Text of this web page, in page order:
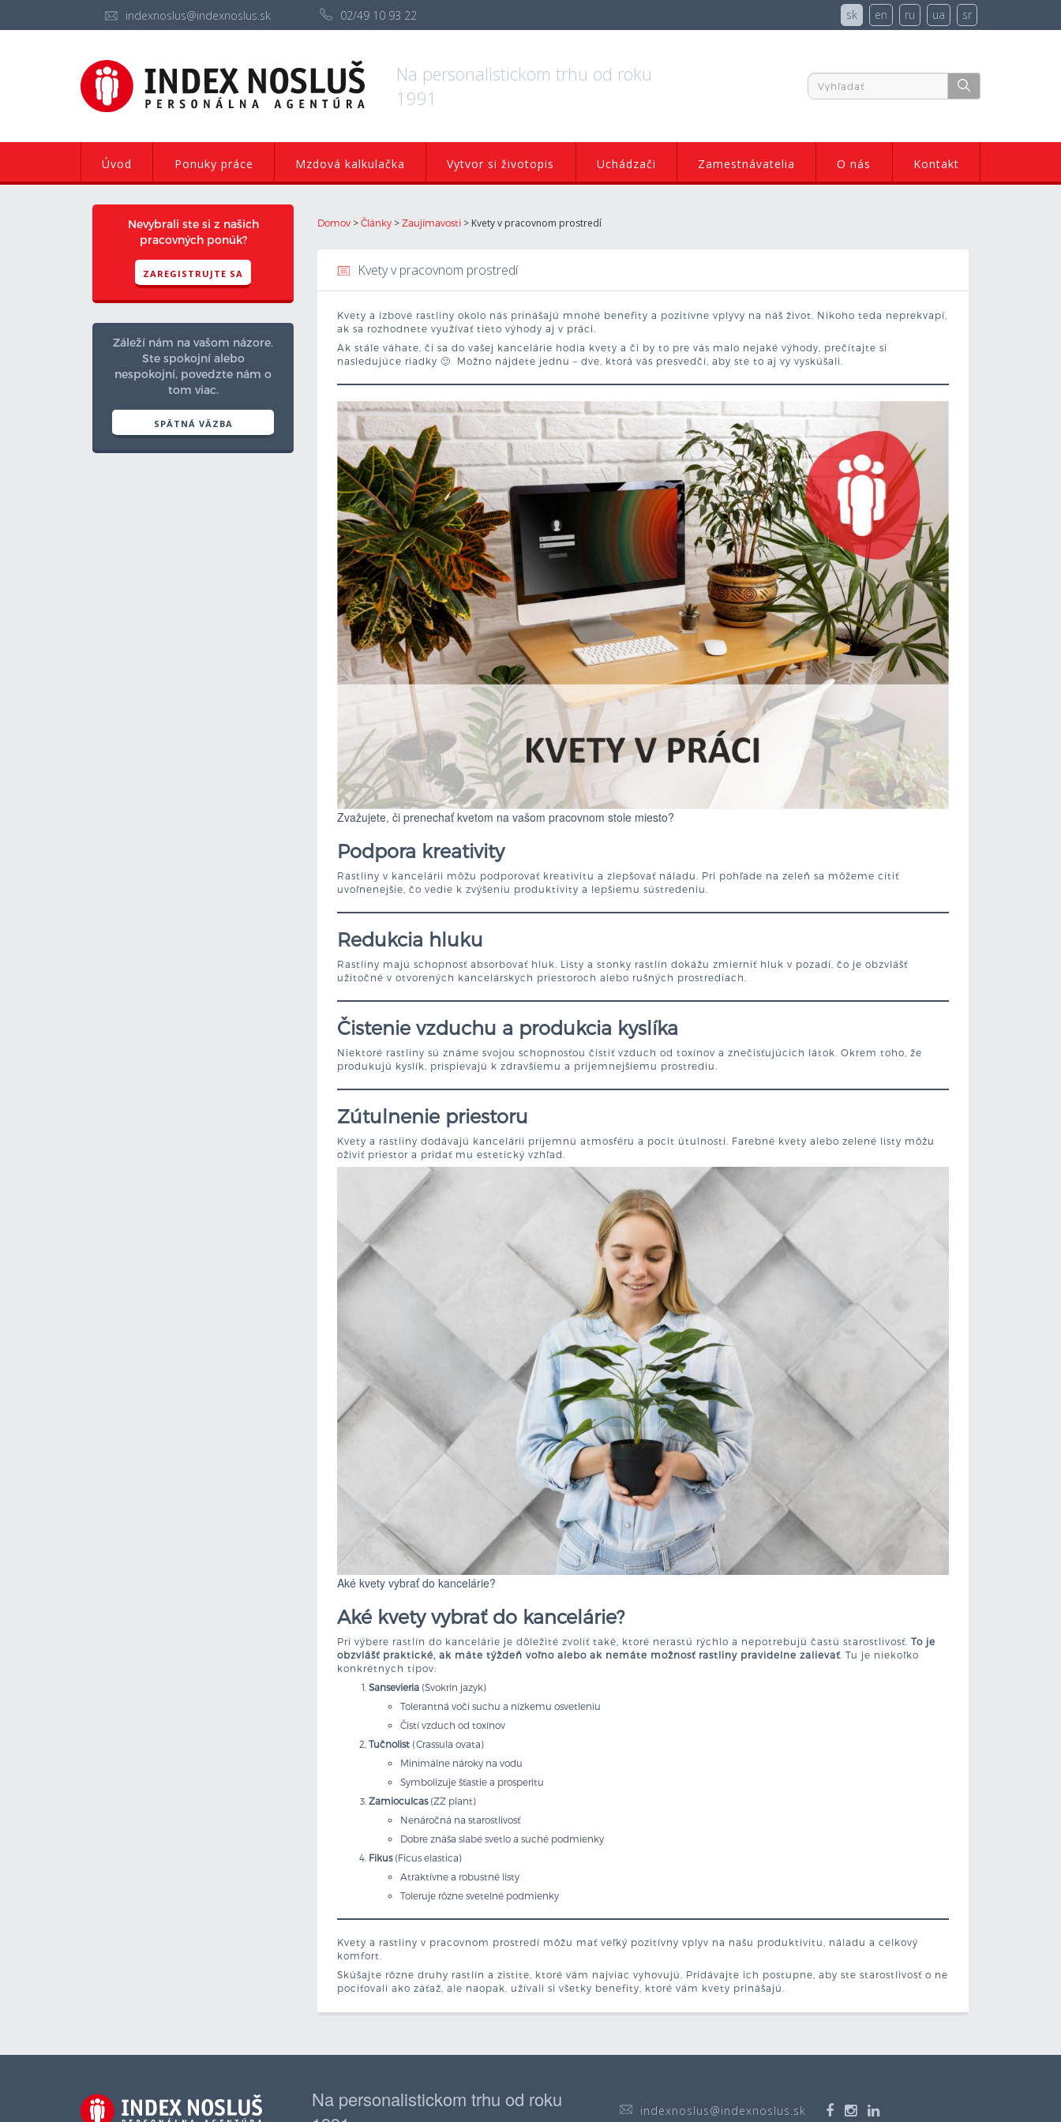
indexnoslus@indexnoslus.sk 02/49 10 93 22 sk en ru ua sr
Na personalistickom trhu od roku
1991
Úvod Ponuky práce Mzdová kalkulačka Vytvor si životopis Uchádzači Zamestnávatelia O nás Kontakt
Domov > Články > Zaujímavosti > Kvety v pracovnom prostredí
Kvety v pracovnom prostredí
Kvety a izbové rastliny okolo nás prinášajú mnohé benefity a pozitívne vplyvy na náš život. Nikoho teda neprekvapí,
ak sa rozhodnete využívať tieto výhody aj v práci.
Ak stále váhate, či sa do vašej kancelárie hodia kvety a či by to pre vás malo nejaké výhody, prečítajte si
nasledujúce riadky 🙂 Možno nájdete jednu – dve, ktorá vás presvedčí, aby ste to aj vy vyskúšali.
Zvažujete, či prenechať kvetom na vašom pracovnom stole miesto?
Podpora kreativity
Rastliny v kancelárii môžu podporovať kreativitu a zlepšovať náladu. Pri pohľade na zeleň sa môžeme cítiť
uvoľnenejšie, čo vedie k zvýšeniu produktivity a lepšiemu sústredeniu.
Redukcia hluku
Rastliny majú schopnosť absorbovať hluk. Listy a stonky rastlín dokážu zmierniť hluk v pozadí, čo je obzvlášť
užitočné v otvorených kancelárskych priestoroch alebo rušných prostrediach.
Čistenie vzduchu a produkcia kyslíka
Niektoré rastliny sú známe svojou schopnosťou čistiť vzduch od toxínov a znečisťujúcich látok. Okrem toho, že
produkujú kyslík, prispievajú k zdravšiemu a príjemnejšiemu prostrediu.
Zútulnenie priestoru
Kvety a rastliny dodávajú kancelárii príjemnú atmosféru a pocit útulnosti. Farebné kvety alebo zelené listy môžu
oživiť priestor a pridať mu estetický vzhľad.
Aké kvety vybrať do kancelárie?
Aké kvety vybrať do kancelárie?
Pri výbere rastlín do kancelárie je dôležité zvoliť také, ktoré nerastú rýchlo a nepotrebujú častú starostlivosť. To je
obzvlášť praktické, ak máte týždeň voľno alebo ak nemáte možnosť rastliny pravidelne zalievať . Tu je niekoľko
konkrétnych tipov:
Sansevieria (Svokrin jazyk)
Tolerantná voči suchu a nízkemu osvetleniu
Čistí vzduch od toxínov
Tučnolist (Crassula ovata)
Minimálne nároky na vodu
Symbolizuje šťastie a prosperitu
Zamioculcas(ZZ plant)
Nenáročná na starostlivosť
Dobre znáša slabé svetlo a suché podmienky
Fikus(Ficus elastica)
Atraktívne a robustné listy
Toleruje rôzne svetelné podmienky
Kvety a rastliny v pracovnom prostredí môžu mať veľký pozitívny vplyv na našu produktivitu, náladu a celkový
komfort.
Skúšajte rôzne druhy rastlín a zistite, ktoré vám najviac vyhovujú. Pridávajte ich postupne, aby ste starostlivosť o ne
pociťovali ako záťaž, ale naopak, užívali si všetky benefity, ktoré vám kvety prinášajú.
Nevybrali ste si z našich
pracovných ponúk?
ZAREGISTRUJTE SA
Záleží nám na vašom názore.
Ste spokojní alebo
nespokojní, povedzte nám o
tom viac.
SPÄTNÁ VÄZBA
Na personalistickom trhu od roku
indexnoslus@indexnoslus.sk